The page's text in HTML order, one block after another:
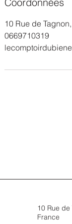
10 Rue de
0669710319
10 Rue de
France